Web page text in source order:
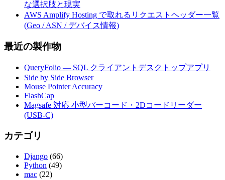
な選択肢と現実
AWS Amplify Hosting で取れるリクエストヘッダー一覧
(Geo / ASN / デバイス情報)
最近の製作物
QueryFolio — SQL クライアントデスクトップアプリ
Side by Side Browser
Mouse Pointer Accuracy
FlashCap
Magsafe 対応 小型バーコード・2Dコードリーダー
(USB-C)
カテゴリ
Django (66)
Python (49)
mac (22)